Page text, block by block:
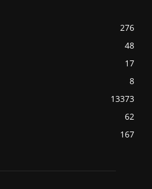
276
48
17
8
13373
62
167